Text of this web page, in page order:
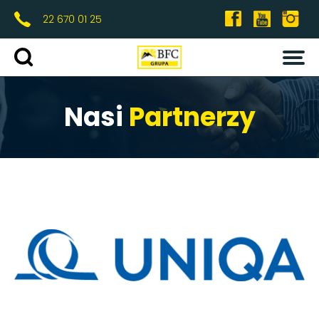
22 670 01 25
OFERTA
ZIMA
LATO
OBOZY
WYJAZDY SZKOLNE
Nasi Partnerzy